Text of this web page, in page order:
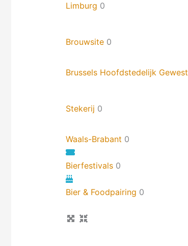
Limburg 0
Brouwsite 0
Brussels Hoofdstedelijk Gewest
Stekerij 0
Waals-Brabant 0
Bierfestivals 0
Bier & Foodpairing 0